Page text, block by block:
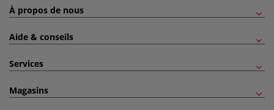
À propos de nous
Aide & conseils
Services
Magasins